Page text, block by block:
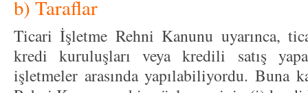
b) Taraflar
Ticari İşletme Rehni Kanunu uyarınca,
kredi kuruluşları veya kredili satış
işletmeler arasında yapılabiliyordu. Buna